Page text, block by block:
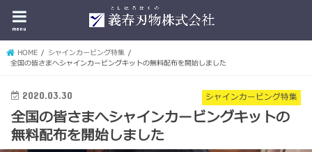
menu
HOME
シャインカービング特集
全国の皆さまへシャインカービングキットの無料配布を開始しました
シャインカービング特集
2020.03.30
全国の皆さまへシャインカービングキットの
無料配布を開始しました